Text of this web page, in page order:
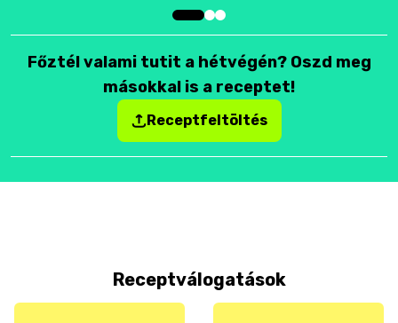
Főztél valami tutit a hétvégén? Oszd meg
másokkal is a receptet!
Receptfeltöltés
Receptválogatások